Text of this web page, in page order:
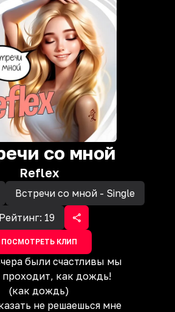
со мной
Reflex
Встречи со мной - Single
Рейтинг: 19
ПОСМОТРЕТЬ КЛИП
были счастливы мы
проходит, как дождь!
(как дождь)
не решаешься мне